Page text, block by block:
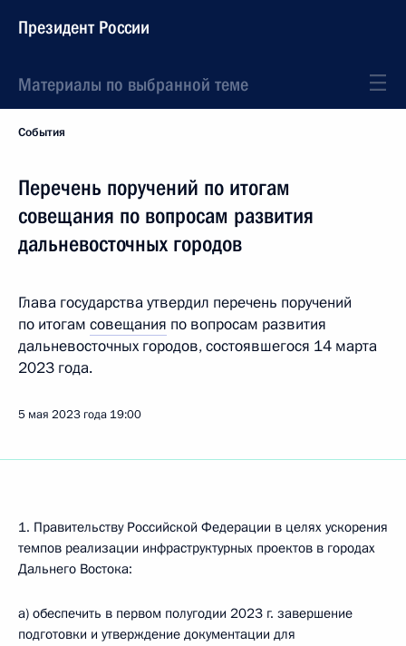
Президент России
Материалы по выбранной теме
События
Перечень поручений по итогам
совещания по вопросам развития
дальневосточных городов
Глава государства утвердил перечень поручений
по итогам совещания по вопросам развития
дальневосточных городов, состоявшегося 14 марта
2023 года.
5 мая 2023 года 19:00
1. Правительству Российской Федерации в целях ускорения
темпов реализации инфраструктурных проектов в городах
Дальнего Востока:
а) обеспечить в первом полугодии 2023 г. завершение
подготовки и утверждение документации для